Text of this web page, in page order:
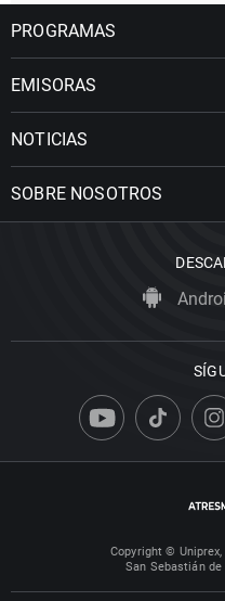
PROGRAMAS
EMISORAS
NOTICIAS
SOBRE NOSOTROS
Copyright ©
San Sebastián